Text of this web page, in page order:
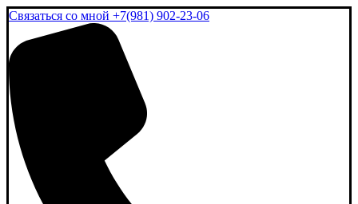
Связаться со мной +7(981) 902-23-06